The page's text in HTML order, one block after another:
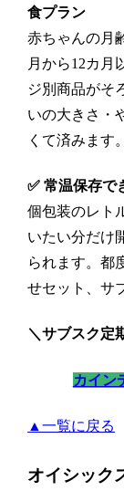
食プラン
赤ちゃんの月
月から12カ月
ジ別商品がそ
いの大きさ・
くて済みます。
✅ 常温保存で
個包装のレト
いたい分だけ
られます。都
せセット、サ
＼サブスク定
カイン
▲一覧に戻る
オイシック